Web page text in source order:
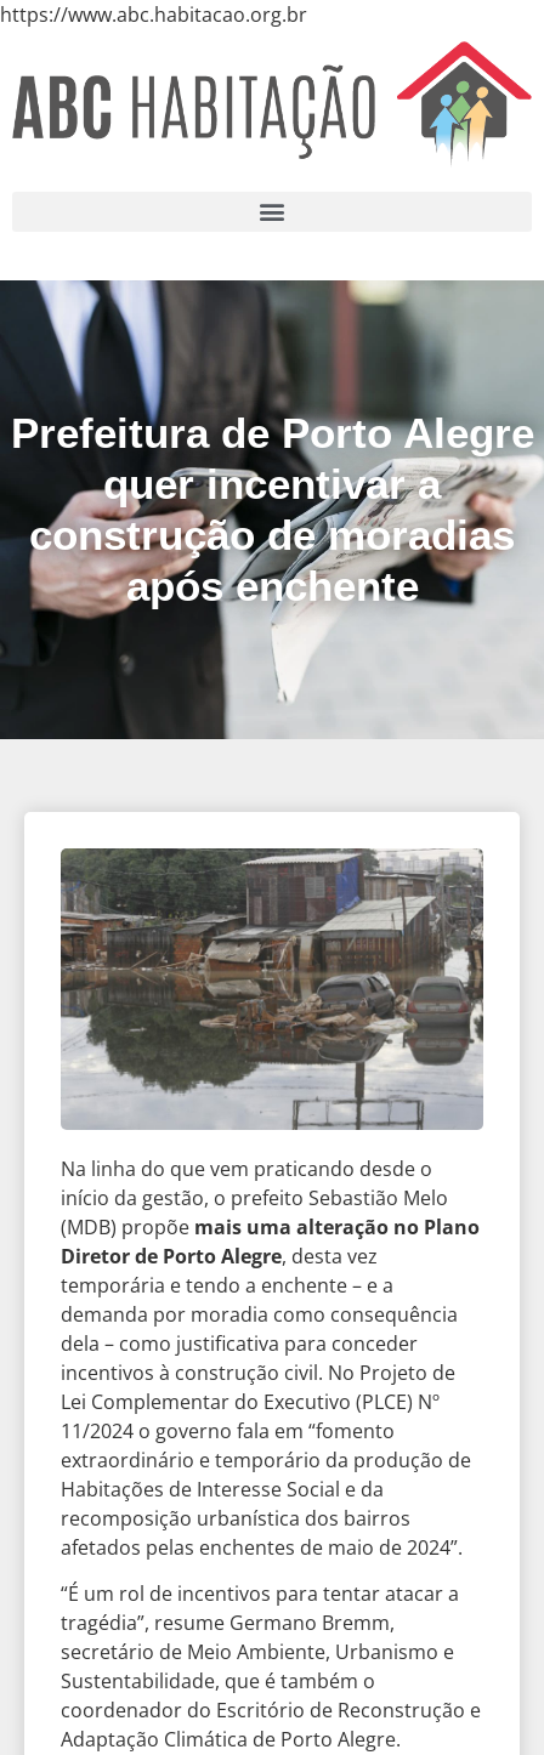
https://www.abc.habitacao.org.br
Prefeitura de Porto Alegre
quer incentivar a
construção de moradias
após enchente
Na linha do que vem praticando desde o
início da gestão, o prefeito Sebastião Melo
(MDB) propõe mais uma alteração no Plano
Diretor de Porto Alegre, desta vez
temporária e tendo a enchente – e a
demanda por moradia como consequência
dela – como justificativa para conceder
incentivos à construção civil. No Projeto de
Lei Complementar do Executivo (PLCE) Nº
11/2024 o governo fala em “fomento
extraordinário e temporário da produção de
Habitações de Interesse Social e da
recomposição urbanística dos bairros
afetados pelas enchentes de maio de 2024”.
“É um rol de incentivos para tentar atacar a
tragédia”, resume Germano Bremm,
secretário de Meio Ambiente, Urbanismo e
Sustentabilidade, que é também o
coordenador do Escritório de Reconstrução e
Adaptação Climática de Porto Alegre.